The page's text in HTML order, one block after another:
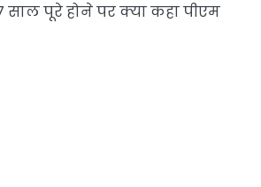
साल पूरे होने पर क्या कहा पीएम